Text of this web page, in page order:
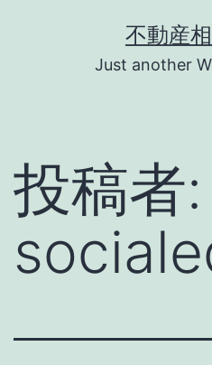
ス
不動産
Just another
投稿者: